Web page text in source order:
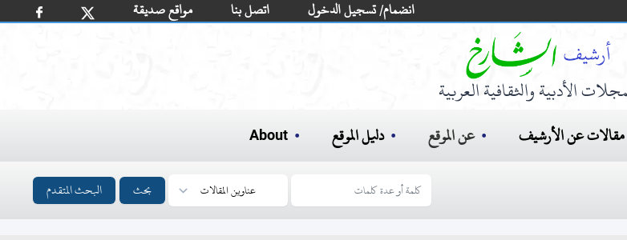
مواقع صديقة اتصل بنا انضمام/ تسجيل الدخول
الأدبية والثقافية العربية
مقالات عن الأرشيف عن الموقع دليل الموقع About
بحث البحث المتقدم